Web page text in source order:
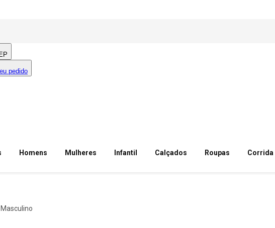
pedido
Homens Mulheres Infantil Calçados Roupas Corrida
masculino